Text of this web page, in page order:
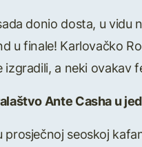
donio dosta, u vidu
u finale! Karlovačko
a neki ovakav
Ante Casha u
prosječnoj seoskoj